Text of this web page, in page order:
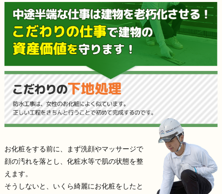
お化粧をする前に、まず洗顔やマッサージで
顔の汚れを落とし、化粧水等で肌の状態を整
えます。
そうしないと、いくら綺麗にお化粧をしたと